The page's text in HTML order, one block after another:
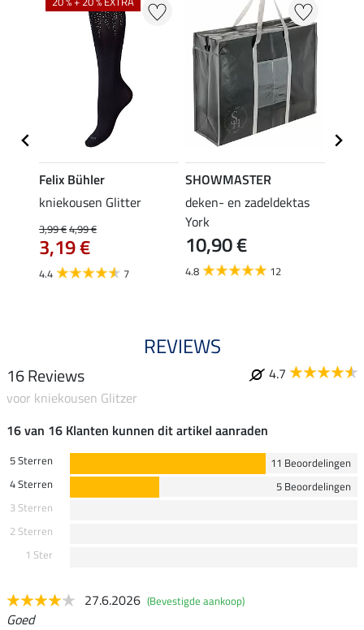
Felix Bühler
kniekousen Glitter
3,99 €4,99 €
3,19 €
4.4 7
SHOWMASTER
deken- en zadeldektas
York
10,90 €
4.8 12
REVIEWS
16 Reviews
4.7
voor kniekousen Glitzer
16 van 16 Klanten kunnen dit artikel aanraden
5 Sterren
11 Beoordelingen
4 Sterren
5 Beoordelingen
3 Sterren
2 Sterren
1 Ster
27.6.2026 (Bevestigde aankoop)
Goed